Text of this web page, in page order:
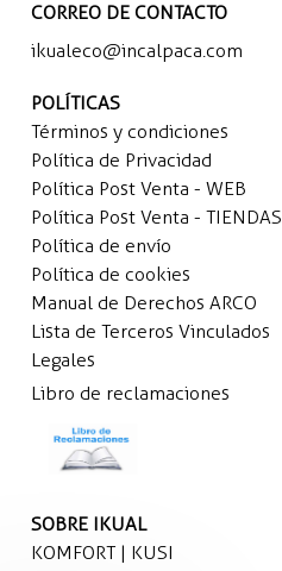
CORREO DE CONTACTO
ikualeco@incalpaca.com
POLÍTICAS
Términos y condiciones
Política de Privacidad
Política Post Venta - WEB
Política Post Venta - TIENDAS
Política de envío
Política de cookies
Manual de Derechos ARCO
Lista de Terceros Vinculados
Legales
Libro de reclamaciones
SOBRE IKUAL
KOMFORT | KUSI